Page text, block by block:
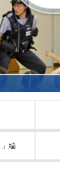
」編